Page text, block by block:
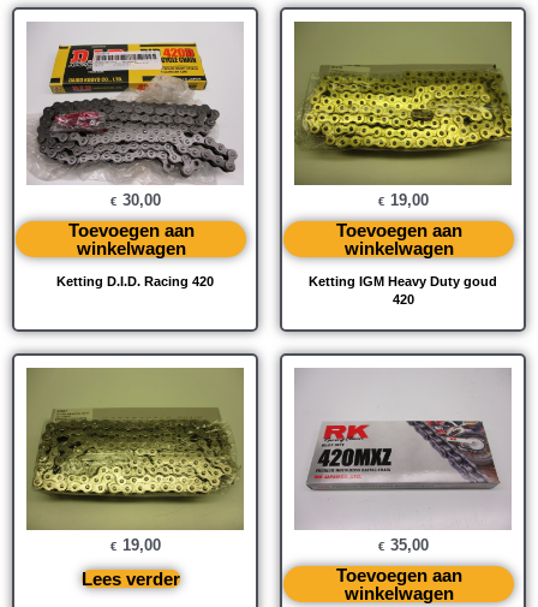
Ketting D.I.D. Racing 420
€ 30,00
Toevoegen aan
winkelwagen
Ketting IGM Heavy Duty goud
420
€ 19,00
Toevoegen aan
winkelwagen
€ 19,00
Lees verder
€ 35,00
Toevoegen aan
winkelwagen